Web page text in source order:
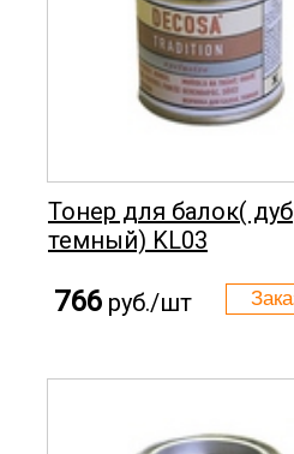
Тонер для балок( дуб
темный) KL03
766 руб./шт